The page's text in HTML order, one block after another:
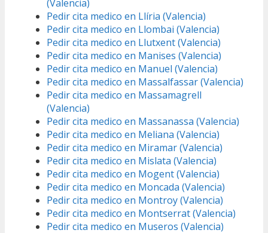
(Valencia)
Pedir cita medico en Llíria (Valencia)
Pedir cita medico en Llombai (Valencia)
Pedir cita medico en Llutxent (Valencia)
Pedir cita medico en Manises (Valencia)
Pedir cita medico en Manuel (Valencia)
Pedir cita medico en Massalfassar (Valencia)
Pedir cita medico en Massamagrell
(Valencia)
Pedir cita medico en Massanassa (Valencia)
Pedir cita medico en Meliana (Valencia)
Pedir cita medico en Miramar (Valencia)
Pedir cita medico en Mislata (Valencia)
Pedir cita medico en Mogent (Valencia)
Pedir cita medico en Moncada (Valencia)
Pedir cita medico en Montroy (Valencia)
Pedir cita medico en Montserrat (Valencia)
Pedir cita medico en Museros (Valencia)